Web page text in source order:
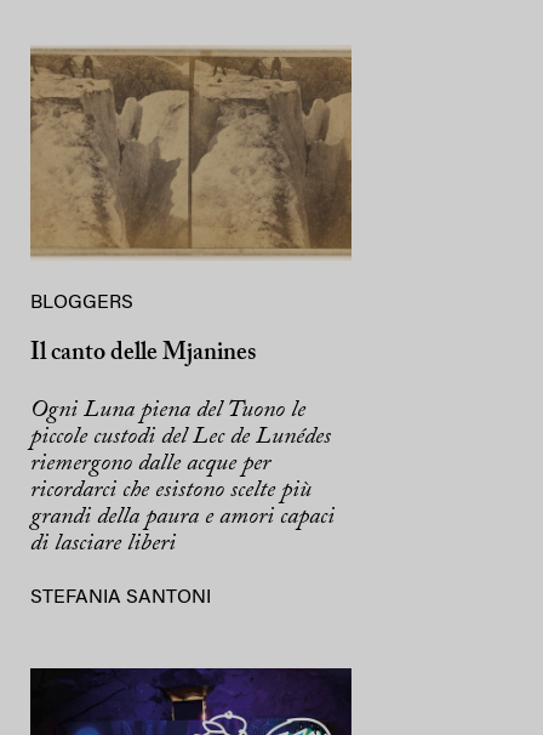
BLOGGERS
Il canto delle Mjanines
Ogni Luna piena del Tuono le
piccole custodi del Lec de Lunédes
riemergono dalle acque per
ricordarci che esistono scelte più
grandi della paura e amori capaci
di lasciare liberi
STEFANIA SANTONI